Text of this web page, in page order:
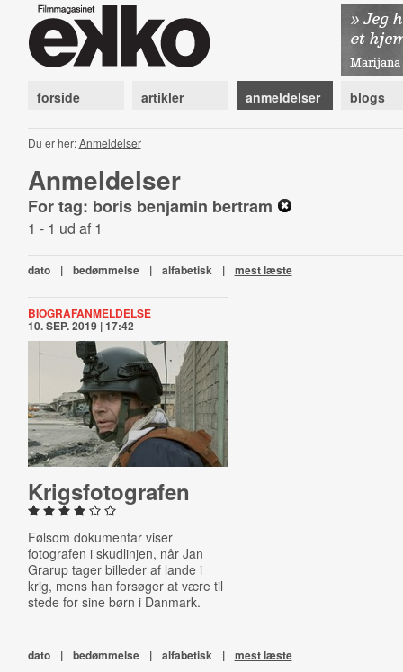
forside artikler anmeldelser blogs
Du er her:Anmeldelser
Anmeldelser
For tag: boris benjamin bertram
1 - 1 ud af 1
dato | bedømmelse | alfabetisk | mest læste
BIOGRAFANMELDELSE
10. SEP. 2019 | 17:42
Krigs­fo­to­gra­fen
Følsom dokumentar viser
fotografen i skudlinjen, når Jan
Grarup tager billeder af lande i
krig, mens han forsøger at være til
stede for sine børn i Danmark.
dato | bedømmelse | alfabetisk | mest læste